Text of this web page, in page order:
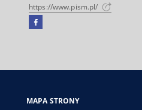
https://www.pism.pl/
Facebook
się
karcie
MAPA STRONY